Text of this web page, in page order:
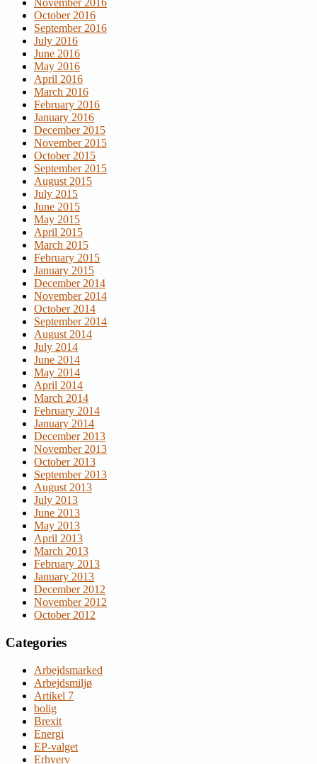
November 2016
October 2016
September 2016
July 2016
June 2016
May 2016
April 2016
March 2016
February 2016
January 2016
December 2015
November 2015
October 2015
September 2015
August 2015
July 2015
June 2015
May 2015
April 2015
March 2015
February 2015
January 2015
December 2014
November 2014
October 2014
September 2014
August 2014
July 2014
June 2014
May 2014
April 2014
March 2014
February 2014
January 2014
December 2013
November 2013
October 2013
September 2013
August 2013
July 2013
June 2013
May 2013
April 2013
March 2013
February 2013
January 2013
December 2012
November 2012
October 2012
Categories
Arbejdsmarked
Arbejdsmiljø
Artikel 7
bolig
Brexit
Energi
EP-valget
Erhverv